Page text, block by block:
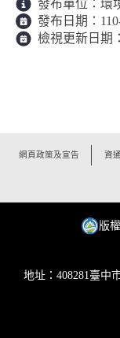
發布單位： 環
發布日期：
檢視更新日期：
網頁政策及宣告 資
版
地址：408281臺中